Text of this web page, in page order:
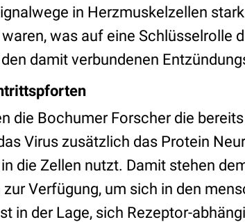
in Herzmuskelzellen
was auf eine Schlüsselrolle
den damit verbundenen
die Bochumer Forscher die
Virus zusätzlich das Protein
die Zellen nutzt. Damit stehen
Verfügung, um sich in den
in der Lage, sich Rezeptor-